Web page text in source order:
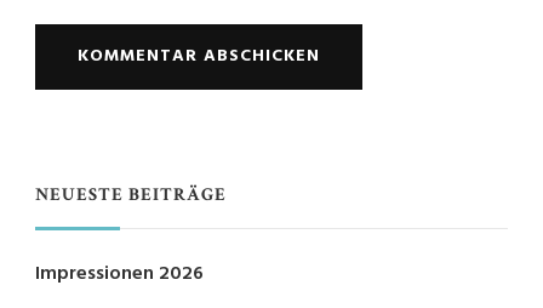
NEUESTE BEITRÄGE
Impressionen 2026